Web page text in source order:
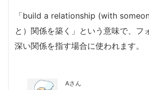
「build a relationship (with
と）関係を築く」という意味で、フ
深い関係を指す場合に使われます。
Aさん